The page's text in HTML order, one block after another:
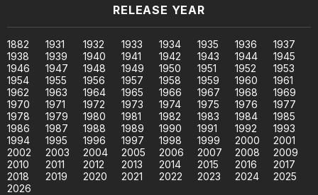
RELEASE YEAR
1882 1931 1932 1933 1934 1935 1936
1937
1938
1939 1940 1941 1942 1943 1944
1945
1946
1947 1948 1949 1950 1951 1952
1953
1954
1955 1956 1957 1958 1959 1960
1961
1962
1963 1964 1965 1966 1967 1968
1969
1970
1971 1972 1973 1974 1975 1976
1977
1978
1979 1980 1981 1982 1983 1984
1985
1986
1987 1988 1989 1990 1991 1992
1993
1994
1995 1996 1997 1998 1999 2000
2001
2002
2003 2004 2005 2006 2007 2008
2009
2010
2011 2012 2013 2014 2015 2016
2017
2018
2019 2020 2021 2022 2023 2024
2025
2026